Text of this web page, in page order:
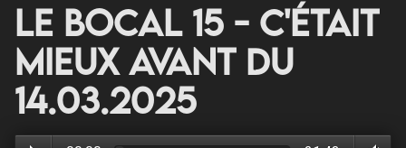
Le Bocal 15 - C'était
mieux avant du
14.03.2025